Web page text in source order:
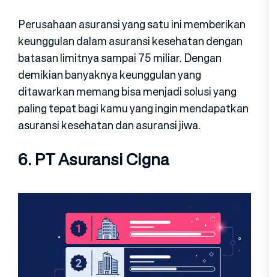
Perusahaan asuransi yang satu ini memberikan
keunggulan dalam asuransi kesehatan dengan
batasan limitnya sampai 75 miliar. Dengan
demikian banyaknya keunggulan yang
ditawarkan memang bisa menjadi solusi yang
paling tepat bagi kamu yang ingin mendapatkan
asuransi kesehatan dan asuransi jiwa.
6. PT Asuransi Cigna